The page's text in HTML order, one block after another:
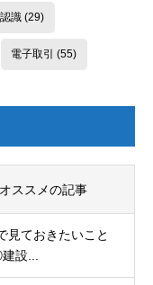
識 (29)
電子取引 (55)
オススメの記事
見ておきたいこと
設...